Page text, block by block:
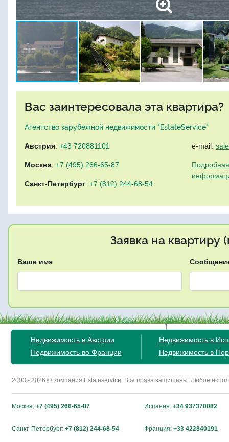
Вас заинтересовала эта квартира?
Агентство зарубежной недвижимости "EstateService"
Австрия: +43 720881101
Москва: +7 (495) 266-65-87
Санкт-Петербург: +7 (812) 244-68-54
e-mail:
Заявка на квартиру
Ваше имя
Недвижимость в Австрии
Недвижимость во Франции
Недвижимость в
Недвижимость в
2003 - 2026 © Компания Estateservice. Все права защищены. Любое
Москва: +7 (495) 266-65-87 Испания: +34 937370082
Санкт-Петербург: +7 (812) 244-68-54 Франция: +33 422840191